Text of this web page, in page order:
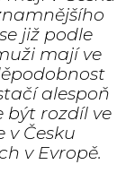
již podle
mají ve
alespoň
být rozdíl ve
v Česku
v Evropě.